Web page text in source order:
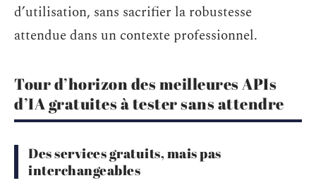
d’utilisation, sans sacrifier la robustesse
attendue dans un contexte professionnel.
Tour d’horizon des meilleures APIs
d’IA gratuites à tester sans attendre
Des services gratuits, mais pas
interchangeables